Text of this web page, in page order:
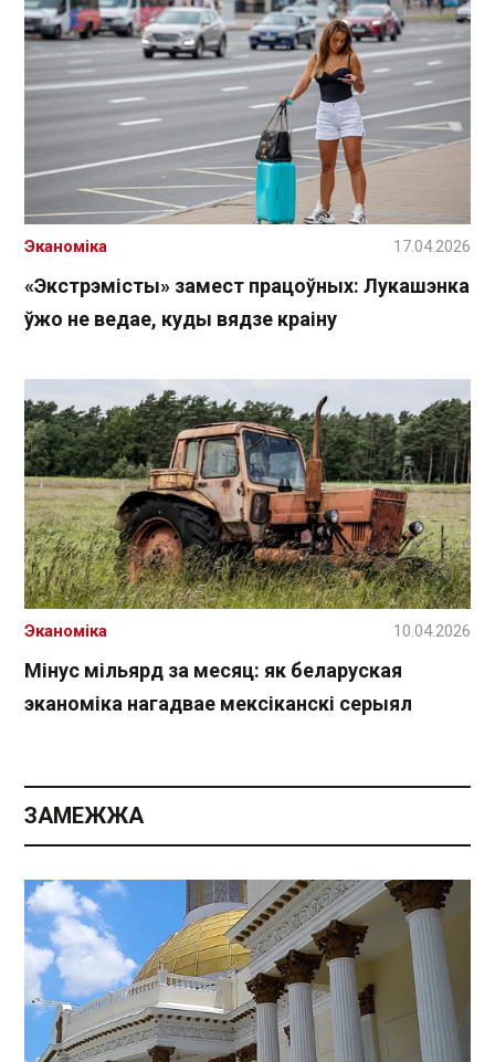
«Экстрэмісты» замест працоўных: Лукашэнка
ўжо не ведае, куды вядзе краіну
Эканоміка 17.04.2026
Мінус мільярд за месяц: як беларуская
эканоміка нагадвае мексіканскі серыял
Эканоміка 10.04.2026
ЗАМЕЖЖА